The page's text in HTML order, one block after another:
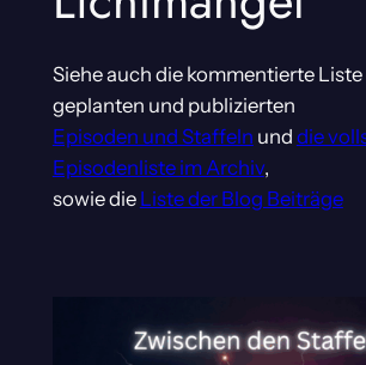
Siehe auch die kommentierte Liste
geplanten und publizierten
Episoden und Staffeln und die
Episodenliste im Archiv,
sowie die Liste der Blog Beiträge